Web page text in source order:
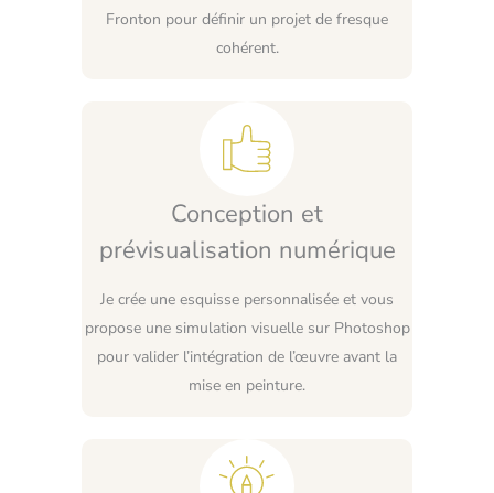
Fronton pour définir un projet de fresque
cohérent.
Conception et
prévisualisation numérique
Je crée une esquisse personnalisée et vous
propose une simulation visuelle sur Photoshop
pour valider l’intégration de l’œuvre avant la
mise en peinture.